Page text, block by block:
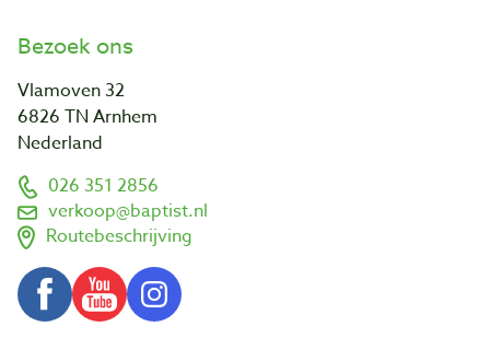
Bezoek ons
Vlamoven 32
6826 TN Arnhem
Nederland
026 351 2856
verkoop@baptist.nl
Routebeschrijving